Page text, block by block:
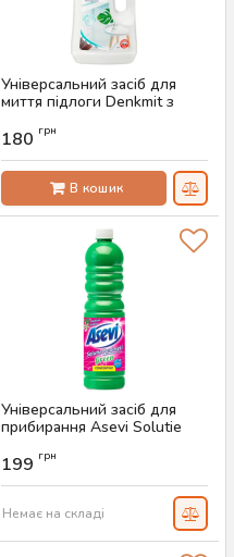
Універсальний засіб для
миття підлоги Denkmit з
Артикул:
180 грн
В кошик
Універсальний засіб для
прибирання Asevi Solutie
Артикул:
199 грн
Немає на складі